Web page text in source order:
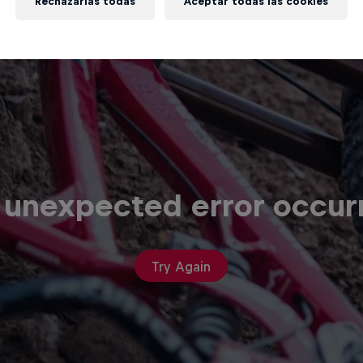
error
Try Again